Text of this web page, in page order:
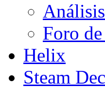
Foro
Helix
Steam